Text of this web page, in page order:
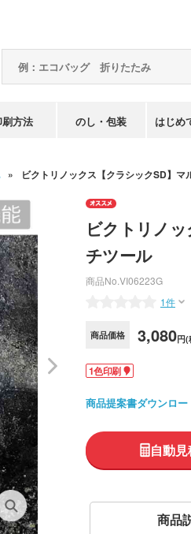
刷方法 のし・包装 はじめ
ビクトリノックス【クラシックSD】マ
ビクトリノ
チツール
商品No. VI06223G
1件
商品価格 3,080円(
1色印刷
商品提案書ダウンロー
自動
商品